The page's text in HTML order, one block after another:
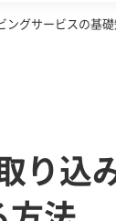
ングサービスの基
り込